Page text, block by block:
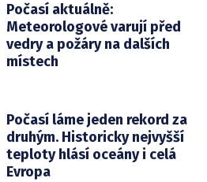
Počasí aktuálně:
Meteorologové varují před
vedry a požáry na dalších
místech
Počasí láme jeden rekord za
druhým. Historicky nejvyšší
teploty hlásí oceány i celá
Evropa